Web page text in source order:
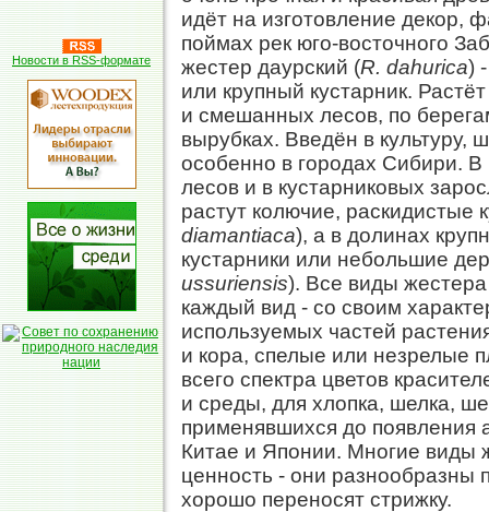
Новости в RSS-формате
идёт на изготовление декор,
поймах рек юго-восточного
жестер даурский (R. dahurica)
или крупный кустарник.
и смешанных лесов, по
вырубках. Введён в культуру,
особенно в городах Сибири.
лесов и в кустарниковых
растут колючие, раскидистые
diamantiaca), а в долинах
кустарники или небольшие
ussuriensis). Все виды
каждый вид - со своим
используемых частей
и кора, спелые или незрелые
всего спектра цветов
и среды, для хлопка, шелка,
применявшихся до появления
Китае и Японии. Многие виды
ценность - они
хорошо переносят стрижку.